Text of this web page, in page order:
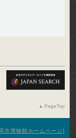
PageTop
市博物館ホームページ